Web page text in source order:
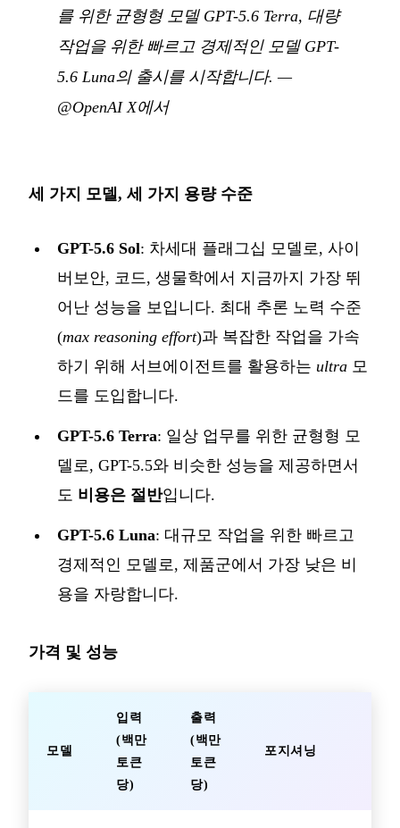
를 위한 균형형 모델 GPT-5.6 Terra, 대량
작업을 위한 빠르고 경제적인 모델 GPT-
5.6 Luna의 출시를 시작합니다. —
@OpenAI X에서
세 가지 모델, 세 가지 용량 수준
GPT-5.6 Sol: 차세대 플래그십 모델로, 사이
버보안, 코드, 생물학에서 지금까지 가장 뛰
어난 성능을 보입니다. 최대 추론 노력 수준
(max reasoning effort)과 복잡한 작업을 가속
하기 위해 서브에이전트를 활용하는 ultra 모
드를 도입합니다.
GPT-5.6 Terra: 일상 업무를 위한 균형형 모
델로, GPT-5.5와 비슷한 성능을 제공하면서
도 비용은 절반입니다.
GPT-5.6 Luna: 대규모 작업을 위한 빠르고
경제적인 모델로, 제품군에서 가장 낮은 비
용을 자랑합니다.
가격 및 성능
모델
입력
(백만
토큰
당)
출력
(백만
토큰
당)
포지셔닝